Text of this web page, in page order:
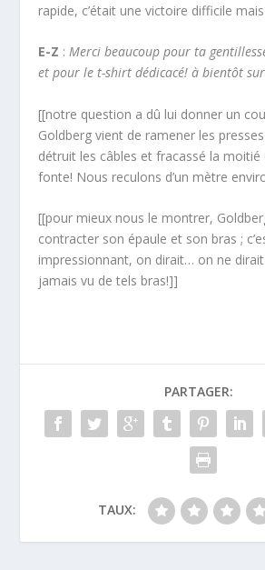
rapide, c’était une victoire difficile
E-Z :Merci beaucoup pour ta
et pour le t-shirt dédicacé! à bientôt
[[notre question a dû lui donner un
Goldberg vient de ramener les
détruit les câbles et fracassé la moitié
fonte! Nous reculons d’un mètre
[[pour mieux nous le montrer,
contracter son épaule et son bras ;
impressionnant, on dirait… on ne dirait
jamais vu de tels bras!]]
PARTAGER:
TAUX: